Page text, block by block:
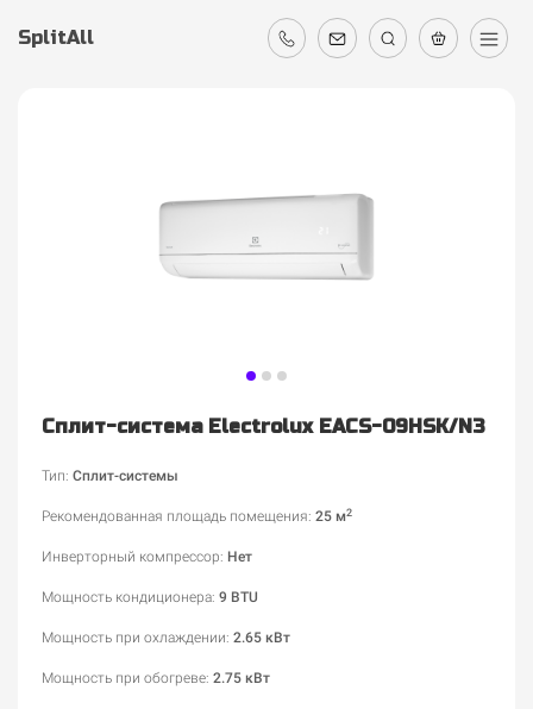
SplitAll
Сплит-система Electrolux EACS-09HSK/N3
Тип: Сплит-системы
Рекомендованная площадь помещения: 25 м2
Инверторный компрессор: Нет
Мощность кондиционера: 9 BTU
Мощность при охлаждении: 2.65 кВт
Мощность при обогреве: 2.75 кВт